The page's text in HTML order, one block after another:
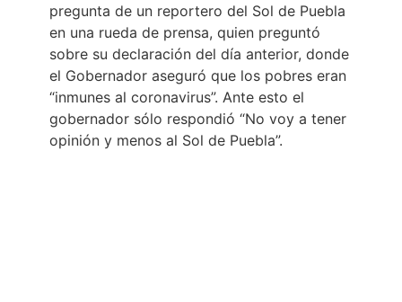
pregunta de un reportero del Sol de Puebla
en una rueda de prensa, quien preguntó
sobre su declaración del día anterior, donde
el Gobernador aseguró que los pobres eran
“inmunes al coronavirus”. Ante esto el
gobernador sólo respondió “No voy a tener
opinión y menos al Sol de Puebla”.